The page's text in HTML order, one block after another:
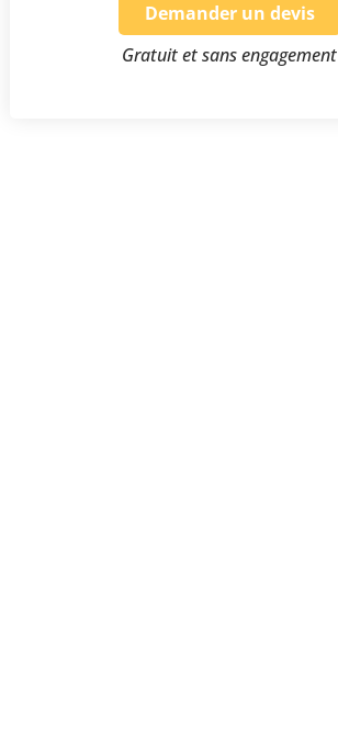
Demander un devis
Gratuit et sans engagement